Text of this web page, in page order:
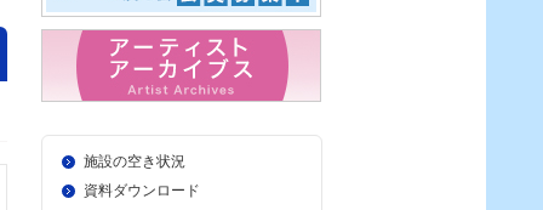
施設の空き状況
資料ダウンロード